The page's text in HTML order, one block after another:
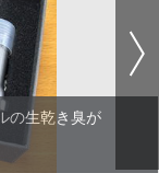
の生乾き臭が